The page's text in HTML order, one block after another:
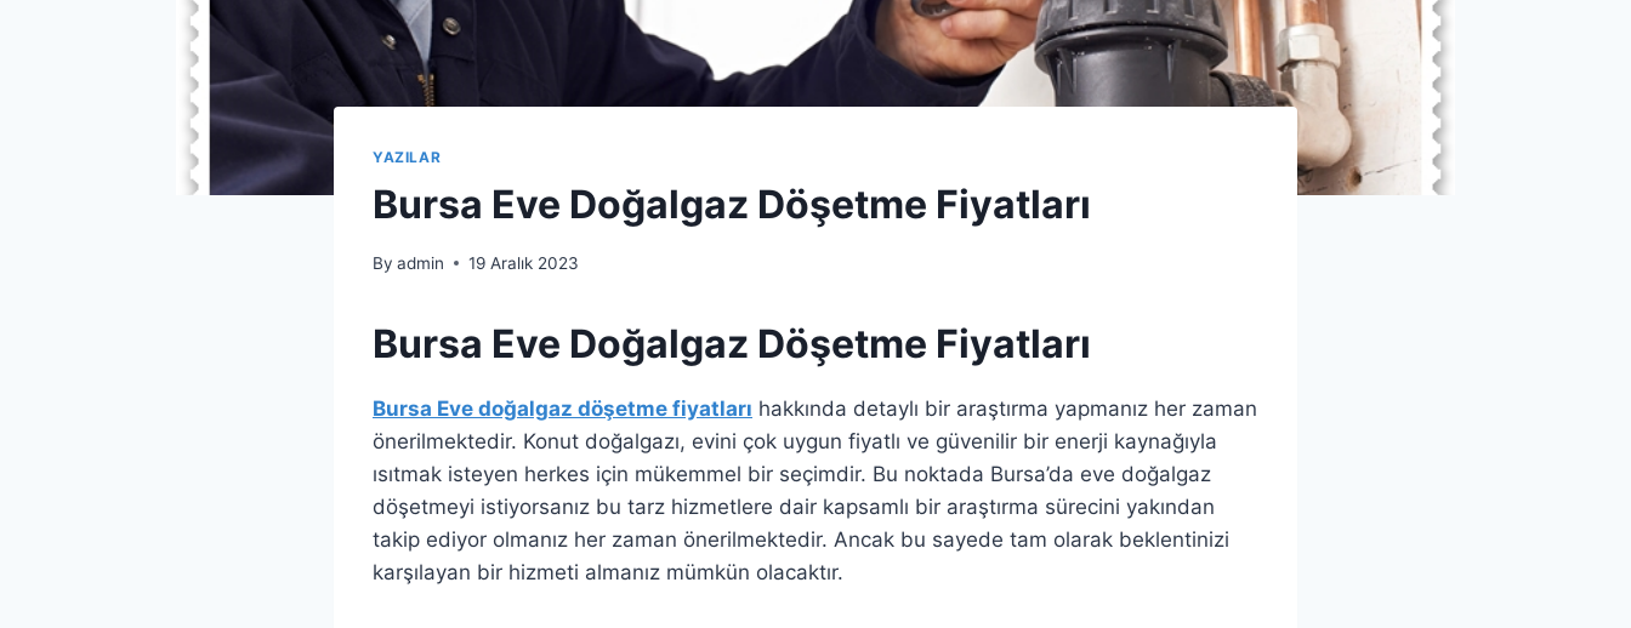
YAZILAR
Bursa Eve Doğalgaz Döşetme Fiyatları
By admin 19 Aralık 2023
Bursa Eve Doğalgaz Döşetme Fiyatları
Bursa Eve doğalgaz döşetme fiyatları hakkında detaylı bir araştırma yapmanız her zaman
önerilmektedir. Konut doğalgazı, evini çok uygun fiyatlı ve güvenilir bir enerji kaynağıyla
ısıtmak isteyen herkes için mükemmel bir seçimdir. Bu noktada Bursa’da eve doğalgaz
döşetmeyi istiyorsanız bu tarz hizmetlere dair kapsamlı bir araştırma sürecini yakından
takip ediyor olmanız her zaman önerilmektedir. Ancak bu sayede tam olarak beklentinizi
karşılayan bir hizmeti almanız mümkün olacaktır.